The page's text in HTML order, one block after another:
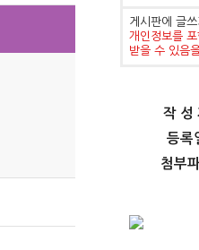
게시판에 글
개인정보를
받을 수 있음
작 성
등록
첨부